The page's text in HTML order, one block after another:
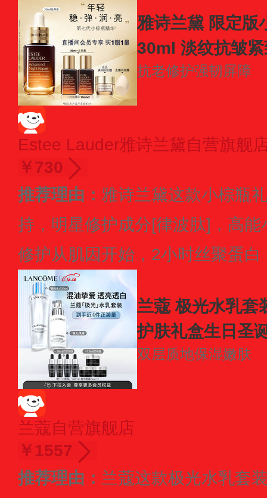
雅诗兰黛 限定版
30ml 淡纹抗皱
抗老修护强韧屏障
Estee Lauder雅诗兰黛自营旗舰
￥730
推荐理由： 雅诗兰黛这款小棕瓶
持，明星修护成分[律波肽]，高
修护从肌因开始，2小时丝聚蛋白
兰蔻 极光水乳套
护肤礼盒生日圣
双层质地保湿嫩肤
兰蔻自营旗舰店
￥1557
推荐理由： 兰蔻这款极光水乳套